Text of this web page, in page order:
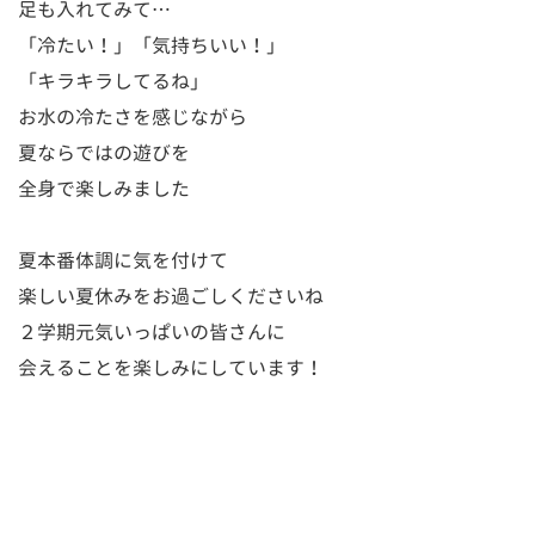
足も入れてみて…
「冷たい！」「気持ちいい！」
「キラキラしてるね」
お水の冷たさを感じながら
夏ならではの遊びを
全身で楽しみました
夏本番体調に気を付けて
楽しい夏休みをお過ごしくださいね
２学期元気いっぱいの皆さんに
会えることを楽しみにしています！